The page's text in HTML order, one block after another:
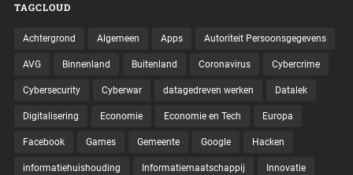
TAGCLOUD
Achtergrond Algemeen Apps Autoriteit Persoonsgegevens
AVG Binnenland Buitenland Coronavirus Cybercrime
Cybersecurity Cyberwar datagedreven werken Datalek
Digitalisering Economie Economie en Tech Europa
Facebook Games Gemeente Google Hacken
informatiehuishouding Informatiemaatschappij Innovatie